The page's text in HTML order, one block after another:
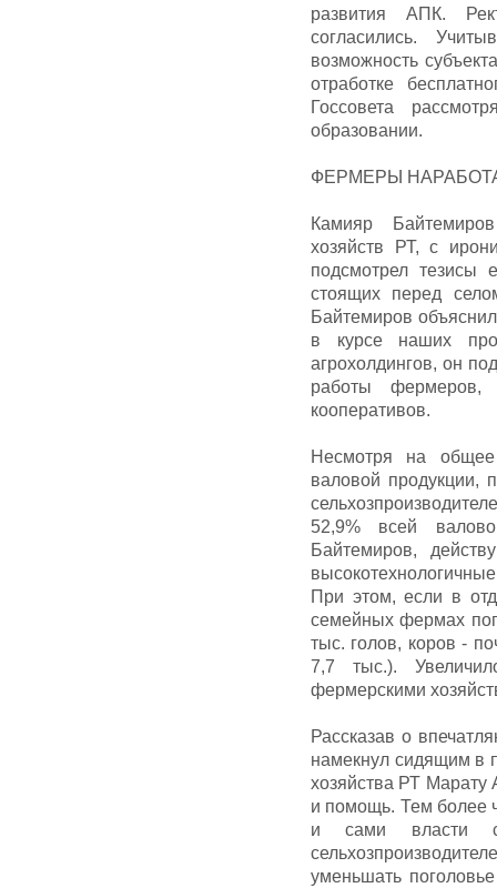
развития АПК.
согласились.
возможность
отработке
Госсовета
образовании.
ФЕРМЕРЫ
Камияр
хозяйств РТ, с
подсмотрел тезисы
стоящих перед
Байтемиров
в курсе наших
агрохолдингов, он
работы фермеров,
кооперативов.
Несмотря на
валовой продукции,
52,9% всей
Байтемиров,
При этом, если в
семейных фермах
тыс. голов, коров -
7,7 тыс.).
фермерскими
Рассказав о
намекнул сидящим в
хозяйства РТ Марату
и помощь. Тем более
и сами власти
уменьшать